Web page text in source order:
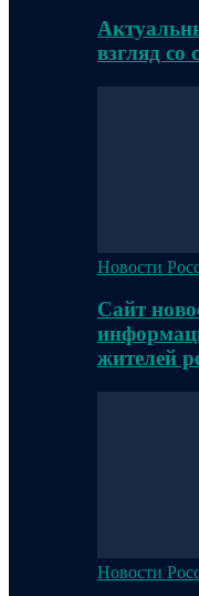
взгляд со
Новости
Сайт
жителей
Новости